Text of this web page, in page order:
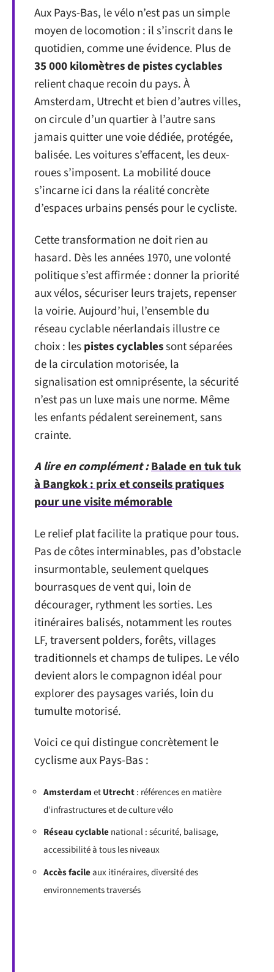
Aux Pays-Bas, le vélo n’est pas un simple
moyen de locomotion : il s’inscrit dans le
quotidien, comme une évidence. Plus de
35 000 kilomètres de pistes cyclables
relient chaque recoin du pays. À
Amsterdam, Utrecht et bien d’autres villes,
on circule d’un quartier à l’autre sans
jamais quitter une voie dédiée, protégée,
balisée. Les voitures s’effacent, les deux-
roues s’imposent. La mobilité douce
s’incarne ici dans la réalité concrète
d’espaces urbains pensés pour le cycliste.
Cette transformation ne doit rien au
hasard. Dès les années 1970, une volonté
politique s’est affirmée : donner la priorité
aux vélos, sécuriser leurs trajets, repenser
la voirie. Aujourd’hui, l’ensemble du
réseau cyclable néerlandais illustre ce
choix : lespistes cyclablessont séparées
de la circulation motorisée, la
signalisation est omniprésente, la sécurité
n’est pas un luxe mais une norme. Même
les enfants pédalent sereinement, sans
crainte.
A lire en complément :Balade en tuk tuk
à Bangkok : prix et conseils pratiques
pour une visite mémorable
Le relief plat facilite la pratique pour tous.
Pas de côtes interminables, pas d’obstacle
insurmontable, seulement quelques
bourrasques de vent qui, loin de
décourager, rythment les sorties. Les
itinéraires balisés, notamment les routes
LF, traversent polders, forêts, villages
traditionnels et champs de tulipes. Le vélo
devient alors le compagnon idéal pour
explorer des paysages variés, loin du
tumulte motorisé.
Voici ce qui distingue concrètement le
cyclisme aux Pays-Bas :
AmsterdametUtrecht: références en matière
d’infrastructures et de culture vélo
Réseau cyclablenational : sécurité, balisage,
accessibilité à tous les niveaux
Accès facileaux itinéraires, diversité des
environnements traversés